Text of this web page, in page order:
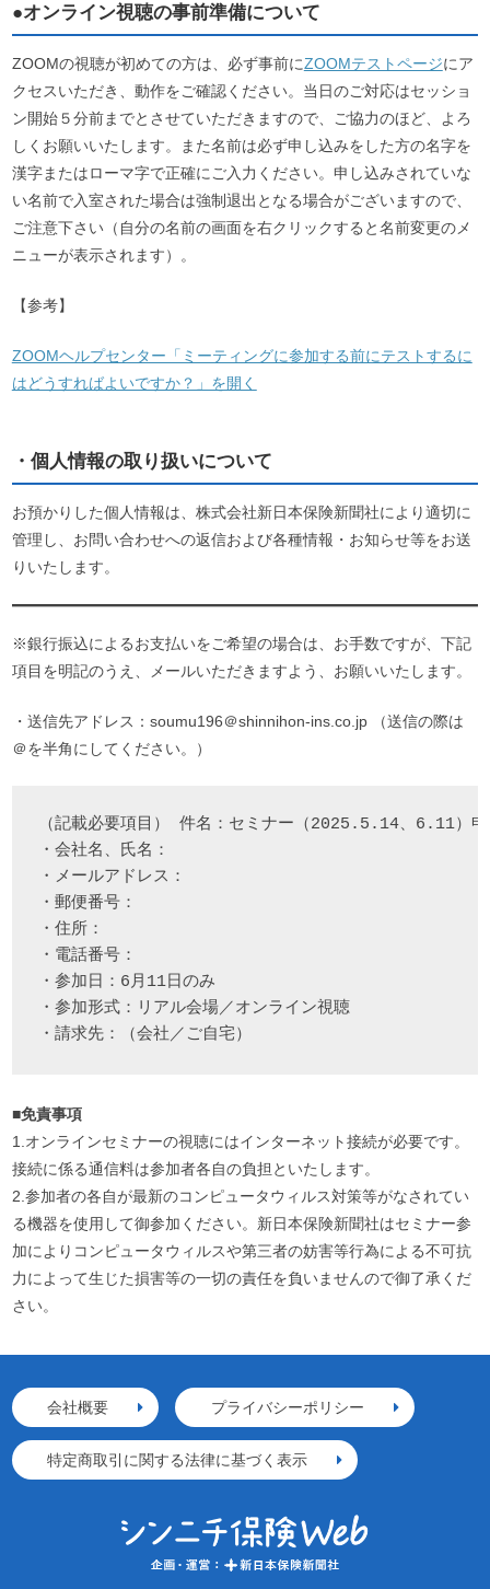
●オンライン視聴の事前準備について
ZOOMの視聴が初めての方は、必ず事前にZOOMテストページにア
クセスいただき、動作をご確認ください。当日のご対応はセッショ
ン開始５分前までとさせていただきますので、ご協力のほど、よろ
しくお願いいたします。また名前は必ず申し込みをした方の名字を
漢字またはローマ字で正確にご入力ください。申し込みされていな
い名前で入室された場合は強制退出となる場合がございますので、
ご注意下さい（自分の名前の画面を右クリックすると名前変更のメ
ニューが表示されます）。
【参考】
ZOOMヘルプセンター「ミーティングに参加する前にテストするに
はどうすればよいですか？」を開く
・個人情報の取り扱いについて
お預かりした個人情報は、株式会社新日本保険新聞社により適切に
管理し、お問い合わせへの返信および各種情報・お知らせ等をお送
りいたします。
※銀行振込によるお支払いをご希望の場合は、お手数ですが、下記
項目を明記のうえ、メールいただきますよう、お願いいたします。
・送信先アドレス：soumu196＠shinnihon-ins.co.jp （送信の際は
＠を半角にしてください。）
（記載必要項目） 件名：セミナー（2025.5.14、6.11）
・会社名、氏名：
・メールアドレス：
・郵便番号：
・住所：
・電話番号：
・参加日：6月11日のみ
・参加形式：リアル会場／オンライン視聴
・請求先：（会社／ご自宅）
■免責事項
1.オンラインセミナーの視聴にはインターネット接続が必要です。
接続に係る通信料は参加者各自の負担といたします。
2.参加者の各自が最新のコンピュータウィルス対策等がなされてい
る機器を使用して御参加ください。新日本保険新聞社はセミナー参
加によりコンピュータウィルスや第三者の妨害等行為による不可抗
力によって生じた損害等の一切の責任を負いませんので御了承くだ
さい。
会社概要 プライバシーポリシー
特定商取引に関する法律に基づく表示